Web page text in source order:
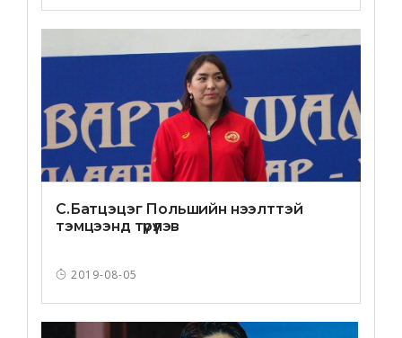
С.Батцэцэг Польшийн нээлттэй
тэмцээнд түрүүлэв
2019-08-05